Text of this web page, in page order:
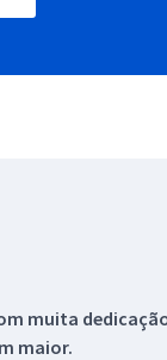
muita
maior.